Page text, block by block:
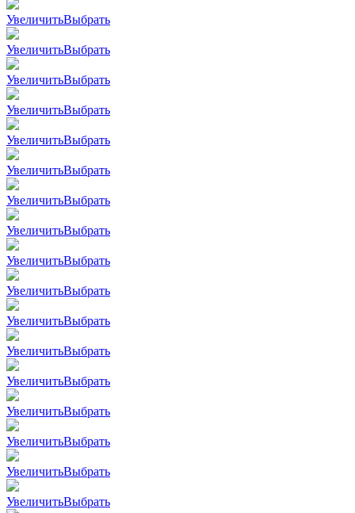
УвеличитьВыбрать
УвеличитьВыбрать
УвеличитьВыбрать
УвеличитьВыбрать
УвеличитьВыбрать
УвеличитьВыбрать
УвеличитьВыбрать
УвеличитьВыбрать
УвеличитьВыбрать
УвеличитьВыбрать
УвеличитьВыбрать
УвеличитьВыбрать
УвеличитьВыбрать
УвеличитьВыбрать
УвеличитьВыбрать
УвеличитьВыбрать
УвеличитьВыбрать